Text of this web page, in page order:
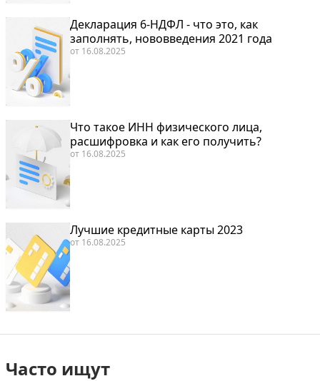
Декларация 6-НДФЛ - что это, как
заполнять, нововведения 2021 года
от 16.08.2025
Что такое ИНН физического лица,
расшифровка и как его получить?
от 16.08.2025
Лучшие кредитные карты 2023
от 16.08.2025
Часто ищут